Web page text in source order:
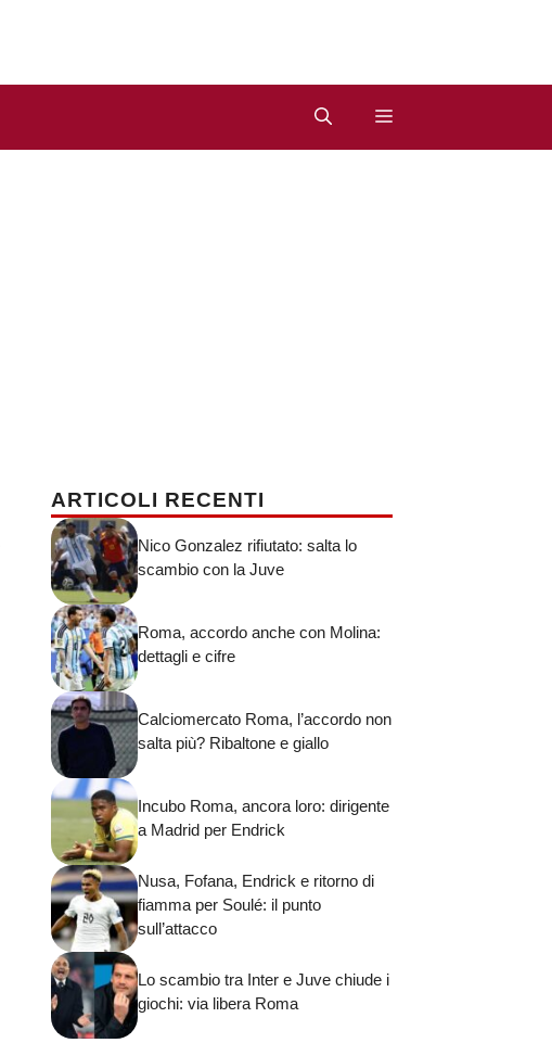
ARTICOLI RECENTI
Nico Gonzalez rifiutato: salta lo
scambio con la Juve
Roma, accordo anche con Molina:
dettagli e cifre
Calciomercato Roma, l’accordo non
salta più? Ribaltone e giallo
Incubo Roma, ancora loro: dirigente
a Madrid per Endrick
Nusa, Fofana, Endrick e ritorno di
fiamma per Soulé: il punto
sull’attacco
Lo scambio tra Inter e Juve chiude i
giochi: via libera Roma